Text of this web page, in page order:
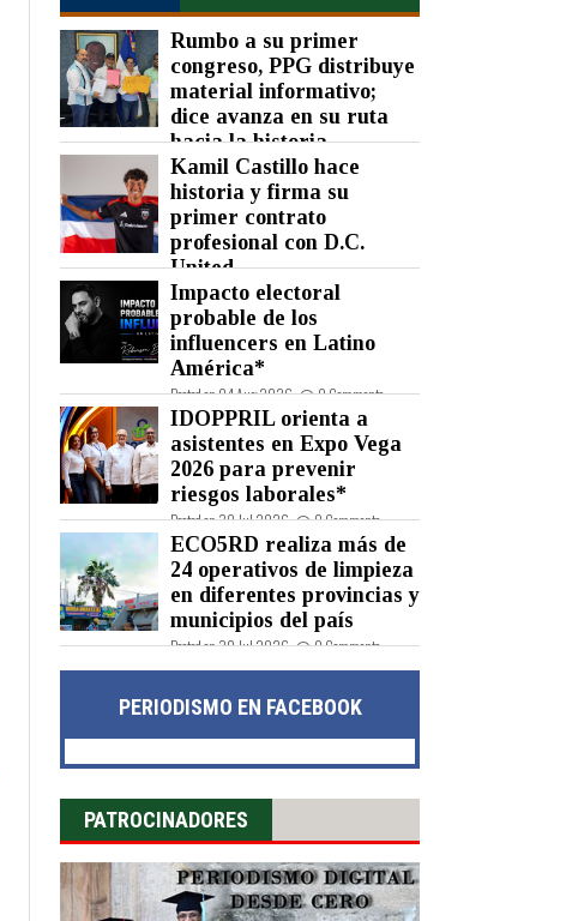
Rumbo a su primer
congreso, PPG distribuye
material informativo;
dice avanza en su ruta
hacia la historia
Posted on 07 Aug 2026 - 0 Comments
Kamil Castillo hace
historia y firma su
primer contrato
profesional con D.C.
United
Posted on 05 Aug 2026 - 0 Comments
Impacto electoral
probable de los
influencers en Latino
América*
Posted on 04 Aug 2026 - 0 Comments
IDOPPRIL orienta a
asistentes en Expo Vega
2026 para prevenir
riesgos laborales*
Posted on 30 Jul 2026 - 0 Comments
ECO5RD realiza más de
24 operativos de limpieza
en diferentes provincias y
municipios del país
Posted on 30 Jul 2026 - 0 Comments
PERIODISMO EN FACEBOOK
PATROCINADORES